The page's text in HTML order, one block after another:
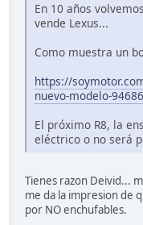
En 10 años
vende Lexus...
Como muestra un
https://
nuevo-modelo-
El próximo R8, la
eléctrico o no será
Tienes razon Deivid...
me da la impresion de
por NO enchufables.